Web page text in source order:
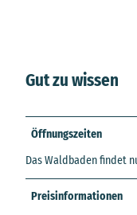
Gut zu wissen
Öffnungszeiten
Das Waldbaden findet
Preisinformationen